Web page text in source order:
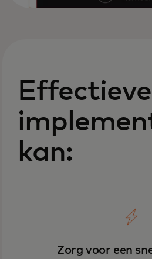
Effectieve
kan:
Zorg voor een